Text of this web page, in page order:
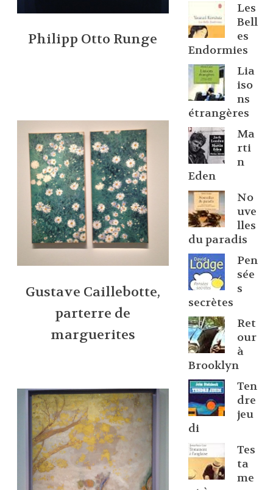
Philipp Otto Runge
Gustave Caillebotte,
parterre de
marguerites
Les
Bell
es
Endormies
Lia
iso
ns
étrangères
Ma
rti
n
Eden
No
uve
lles
du paradis
Pen
sée
s
secrètes
Ret
our
à
Brooklyn
Ten
dre
jeu
di
Tes
ta
me